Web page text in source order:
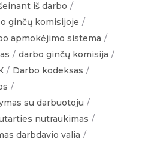
iš darbo
ginčų komisijoje
apmokėjimo sistema
darbo ginčų komisija
Darbo kodeksas
su darbuotoju
nutraukimas
darbdavio valia